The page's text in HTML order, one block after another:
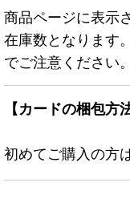
商品ページに表示
在庫数となります
でご注意ください。
【カードの梱包方
初めてご購入の方